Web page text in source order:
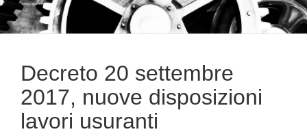
Decreto 20 settembre
2017, nuove disposizioni
lavori usuranti